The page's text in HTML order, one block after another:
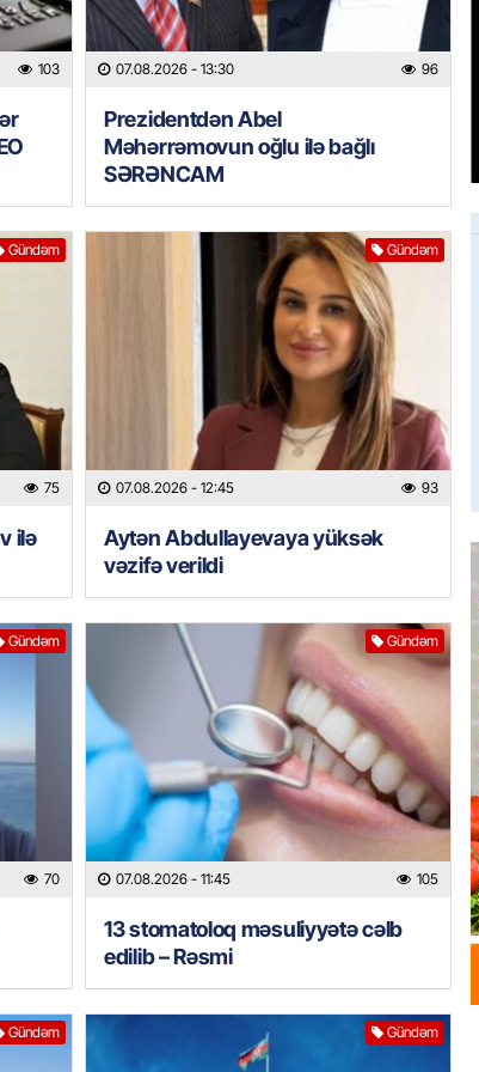
103 07.08.2026 - 13:30 96
Prezidentdən Abel
Məhərrəmovun oğlu ilə bağlı
SƏRƏNCAM
Gündəm
75
ilə
Gündəm
07.08.2026 - 12:45 93
Aytən Abdullayevaya yüksək
vəzifə verildi
Gündəm
70
Gündəm
07.08.2026 - 11:45 105
13 stomatoloq məsuliyyətə cəlb
edilib – Rəsmi
Gündəm Gündəm